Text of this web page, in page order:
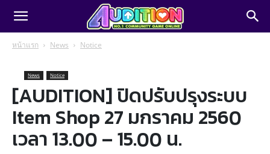
หน้าแรก News Notice
News Notice
[AUDITION] ปิดปรับปรุงระบบ
Item Shop 27 มกราคม 2560
เวลา 13.00 – 15.00 น.